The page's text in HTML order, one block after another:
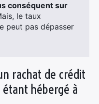
conséquent sur
le taux
peut pas dépasser
rachat de crédit
hébergé à